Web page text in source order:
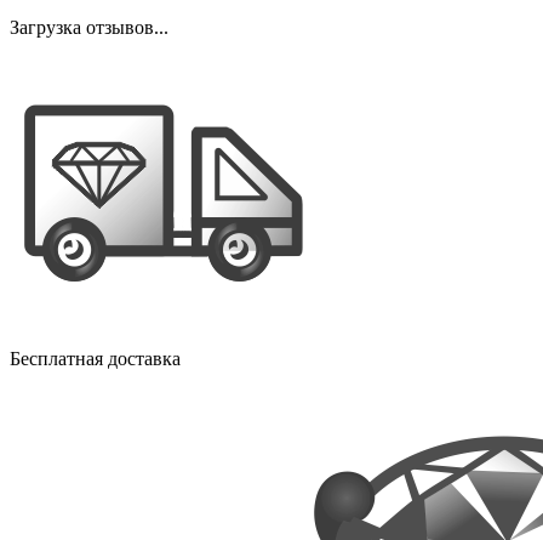
Загрузка отзывов...
Бесплатная доставка